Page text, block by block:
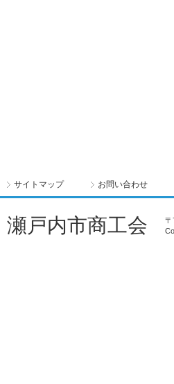
サイトマップ お問い合わせ
瀬戸内市商工会
〒